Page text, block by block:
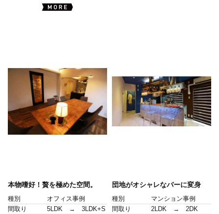
本物嗜好！贅を極めた空間。
種別
オフィス事例
間取り
5LDK → 3LDK+S
団地がオシャレなバーに変身
種別
マンション事例
間取り
2LDK → 2DK